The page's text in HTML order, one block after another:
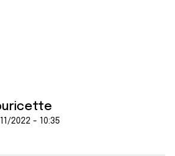
2022 - 10:35